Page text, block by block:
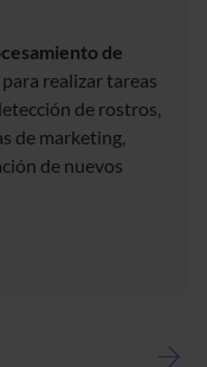
de
para realizar tareas
de rostros,
de marketing,
de nuevos